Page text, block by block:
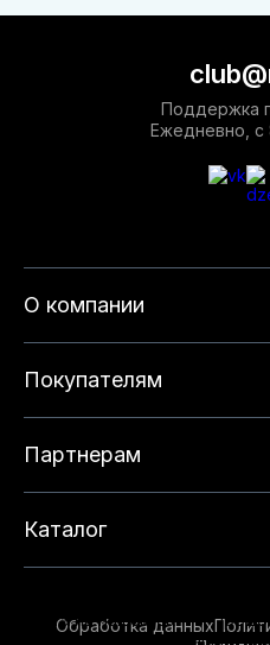
О компании
Покупателям
Партнерам
Каталог
Поддержка
Ежедневно, с
Обработка данных
опыта на нашем сайте.